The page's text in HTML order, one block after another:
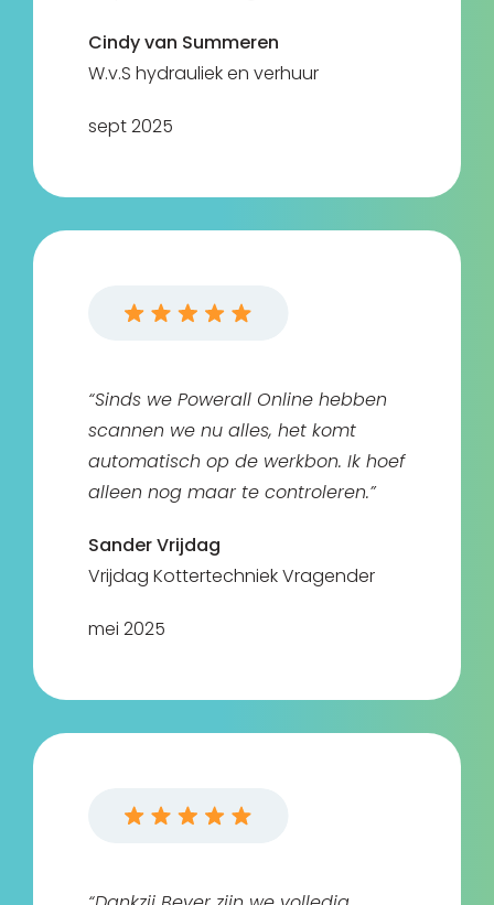
Cindy van Summeren
W.v.S hydrauliek en verhuur
sept 2025
“Sinds we Powerall Online hebben
scannen we nu alles, het komt
automatisch op de werkbon. Ik hoef
alleen nog maar te controleren.”
Sander Vrijdag
Vrijdag Kottertechniek Vragender
mei 2025